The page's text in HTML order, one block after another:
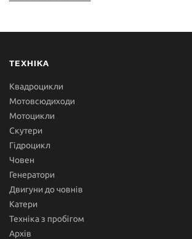
ТЕХНІКА
Квадроцикли
Мотовсюдиходи
Мотоцикли
Скутери
Гідроцикл
Човен
Генератори
Двигуни до човнів
Катери
Техніка з пробігом
Архів